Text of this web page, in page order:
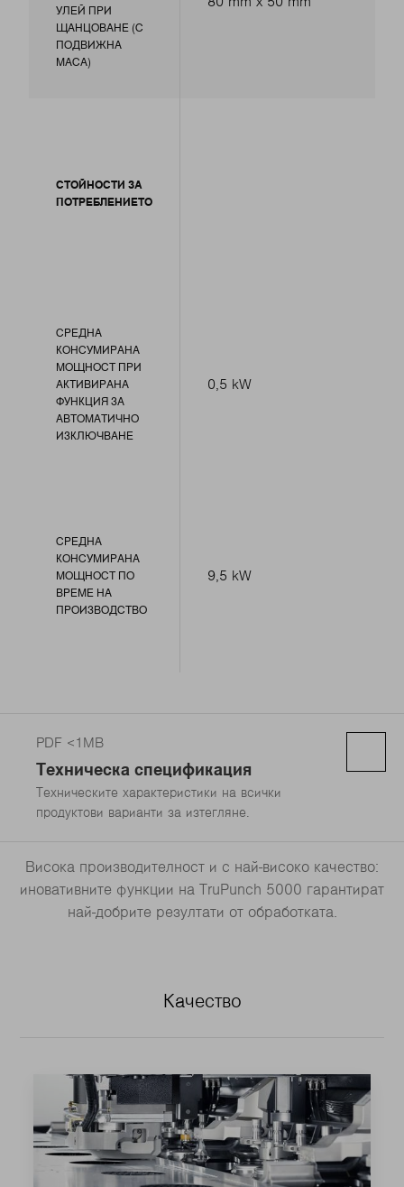
УЛЕЙ ПРИ
ЩАНЦОВАНЕ (С
ПОДВИЖНА
МАСА)
СТОЙНОСТИ ЗА
ПОТРЕБЛЕНИЕТО
СРЕДНА
КОНСУМИРАНА
МОЩНОСТ ПРИ
АКТИВИРАНА
ФУНКЦИЯ ЗА
АВТОМАТИЧНО
ИЗКЛЮЧВАНЕ
СРЕДНА
КОНСУМИРАНА
МОЩНОСТ ПО
ВРЕМЕ НА
ПРОИЗВОДСТВО
0,5 kW
9,5 kW
PDF <1MB
Техническа спецификация
Техническите характеристики на всички
продуктови варианти за изтегляне.
Висока производителност и с най-високо качество:
иновативните функции на TruPunch 5000 гарантират
най-добрите резултати от обработката.
Качество